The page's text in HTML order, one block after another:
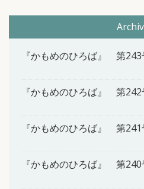
『かもめのひろば』 第243
『かもめのひろば』 第242
『かもめのひろば』 第241
『かもめのひろば』 第240